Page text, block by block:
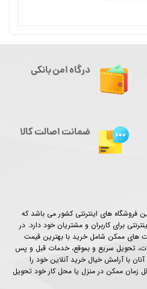
فروشگاه های اینترنتی کشور می باشد که
برای کاربران و مشتریان خود دارد. در
های ممکن شامل خرید با بهترین قیمت
تحویل سریع و بموقع، خدمات قبل و پس
با آرامش خیال خرید آنلاین خود را
زمان ممکن در منزل یا محل کار خود تحویل
درگاه امن بانکی
ضمانت اصالت کالا